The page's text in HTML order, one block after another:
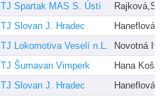
TJ Spartak MAS S. Ústí
TJ Slovan J. Hradec
Haneflová,
TJ Lokomotiva Veselí n.L.
Novotná Iva
TJ Šumavan Vimperk
Hana
TJ Slovan J. Hradec